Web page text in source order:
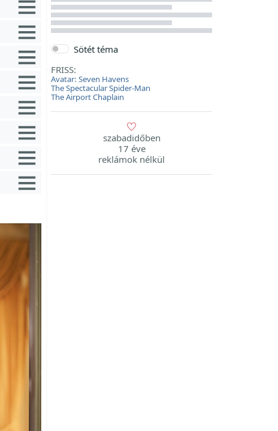
Sötét téma
FRISS:
Avatar: Seven Havens
The Spectacular Spider-Man
The Airport Chaplain
szabadidőben
17 éve
reklámok nélkül